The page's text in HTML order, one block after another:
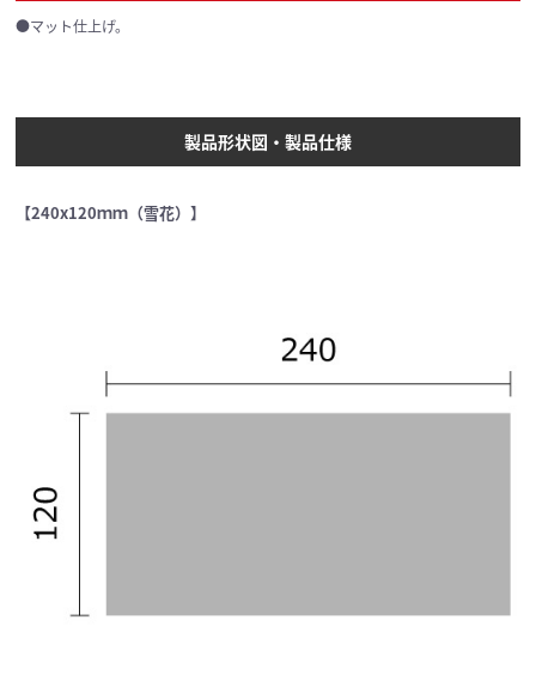
●マット仕上げ。
製品形状図・製品仕様
【240x120ｍｍ（雪花）】